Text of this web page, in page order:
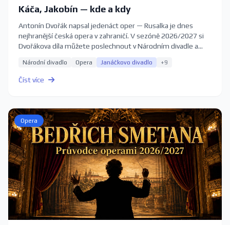
Káča, Jakobín — kde a kdy
Antonín Dvořák napsal jedenáct oper — Rusalka je dnes
nejhranější česká opera v zahraničí. V sezóně 2026/2027 si
Dvořákova díla můžete poslechnout v Národním divadle a
Státní opeře v Praze, v Janáčkově divadle v Brně i na
komorních scénách. Kompletní průvodce s termíny a
vstupenkami.
Národní divadlo Opera Janáčkovo divadlo +9
Číst více
Opera